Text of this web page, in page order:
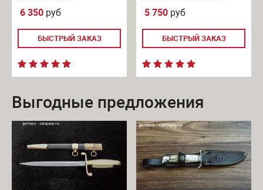
6 350 руб
БЫСТРЫЙ ЗАКАЗ
5 750 руб
БЫСТРЫЙ ЗАКАЗ
Выгодные предложения